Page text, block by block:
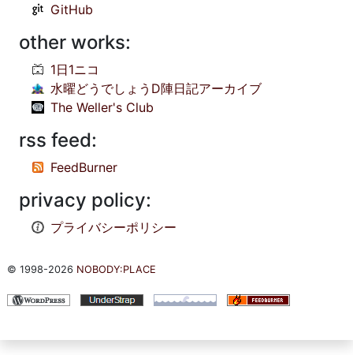
GitHub
other works:
1日1ニコ
水曜どうでしょうD陣日記アーカイブ
The Weller's Club
rss feed:
FeedBurner
privacy policy:
プライバシーポリシー
© 1998-2026 NOBODY:PLACE